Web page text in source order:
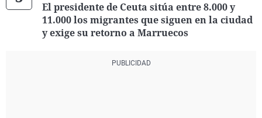
El presidente de Ceuta sitúa entre 8.000 y
11.000 los migrantes que siguen en la ciudad
y exige su retorno a Marruecos